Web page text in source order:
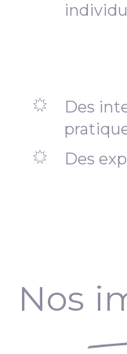
Des
Des
Nos